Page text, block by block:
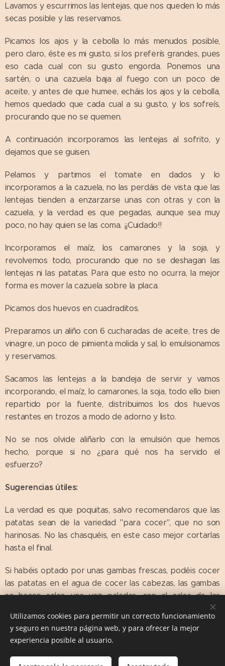
Lavamos y escurrimos las lentejas, que nos queden lo más
secas posible y las reservamos.
Picamos los ajos y la cebolla lo más menudos posible,
pero claro, éste es mi gusto, si los preferís grandes, pues
eso cada cual con su gusto engorda. Ponemos una
sartén, o una cazuela baja al fuego con un poco de
aceite, y antes de que humee, echáis los ajos y la cebolla,
hemos quedado que cada cual a su gusto, y los sofreís,
procurando que no se quemen.
A continuación incorporamos las lentejas al sofrito, y
dejamos que se guisen.
Pelamos y partimos el tomate en dados y lo
incorporamos a la cazuela, no las perdáis de vista que las
lentejas tienden a enzarzarse unas con otras y con la
cazuela, y la verdad es que pegadas, aunque sea muy
poco, no hay quien se las coma. ¡¡Cuidado!!
Incorporamos el maíz, los camarones y la soja, y
revolvemos todo, procurando que no se deshagan las
lentejas ni las patatas. Para que esto no ocurra, la mejor
forma es mover la cazuela sobre la placa.
Picamos dos huevos en cuadraditos.
Preparamos un aliño con 6 cucharadas de aceite, tres de
vinagre, un poco de pimienta molida y sal, lo emulsionamos
y reservamos.
Sacamos las lentejas a la bandeja de servir y vamos
incorporando, el maíz, lo camarones, la soja, todo ello bien
repartido por la fuente, distribuimos los dos huevos
restantes en trozos a modo de adorno y listo.
No se nos olvide aliñarlo con la emulsión que hemos
hecho, porque si no ¿para qué nos ha servido el
esfuerzo?
Sugerencias útiles:
La verdad es que poquitas, salvo recomendaros que las
patatas sean de la variedad "para cocer", que no son
harinosas. No las chasquéis, en este caso mejor cortarlas
hasta el final.
Si habéis optado por unas gambas frescas, podéis cocer
las patatas en el agua de cocer las cabezas, las gambas
se hacen solas, una vez peladas, con el calor de las
Las Comiditas de Mami. Recetas con Historia © 2016
Utilizamos cookies para permitir un correcto funcionamiento
y seguro en nuestra página web, y para ofrecer la mejor
experiencia posible al usuario.